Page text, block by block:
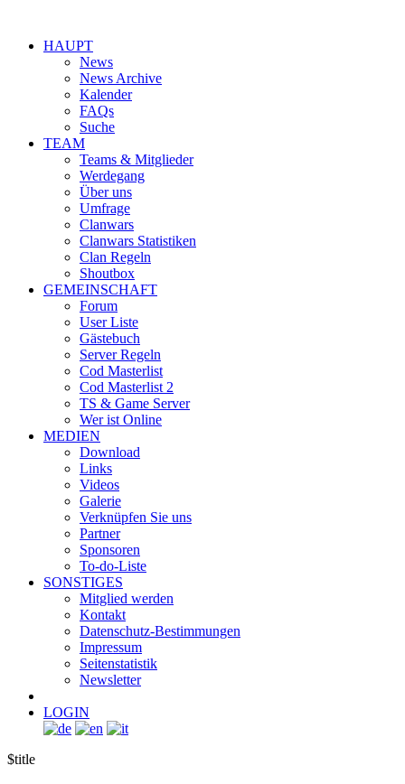
HAUPT
News
News Archive
Kalender
FAQs
Suche
TEAM
Teams & Mitglieder
Werdegang
Über uns
Umfrage
Clanwars
Clanwars Statistiken
Clan Regeln
Shoutbox
GEMEINSCHAFT
Forum
User Liste
Gästebuch
Server Regeln
Cod Masterlist
Cod Masterlist 2
TS & Game Server
Wer ist Online
MEDIEN
Download
Links
Videos
Galerie
Verknüpfen Sie uns
Partner
Sponsoren
To-do-Liste
SONSTIGES
Mitglied werden
Kontakt
Datenschutz-Bestimmungen
Impressum
Seitenstatistik
Newsletter
LOGIN
$title